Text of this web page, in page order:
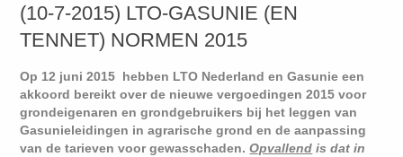
(10-7-2015) LTO-GASUNIE (EN
TENNET) NORMEN 2015
Op 12 juni 2015 hebben LTO Nederland en Gasunie een
akkoord bereikt over de nieuwe vergoedingen 2015 voor
grondeigenaren en grondgebruikers bij het leggen van
Gasunieleidingen in agrarische grond en de aanpassing
van de tarieven voor gewasschaden. Opvallend is dat in